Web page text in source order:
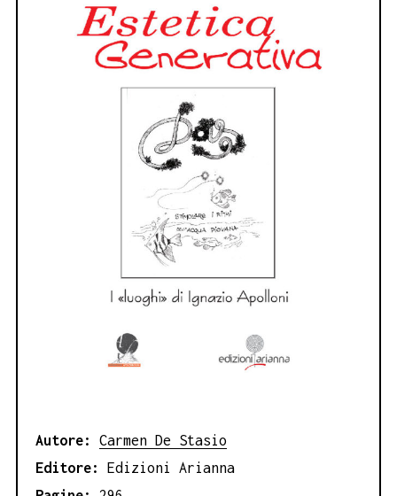
Autore: Carmen De Stasio
Editore: Edizioni Arianna